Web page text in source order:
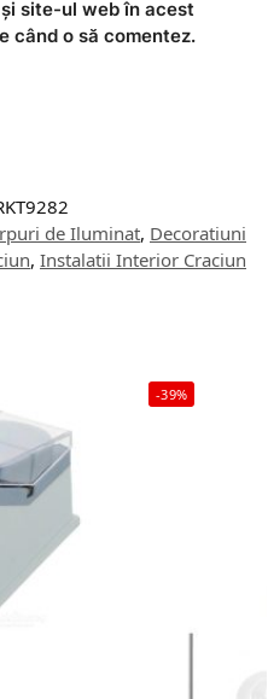
site-ul web în acest
când o să comentez.
de Iluminat, Decoratiuni
, Instalatii Interior Craciun
-39%